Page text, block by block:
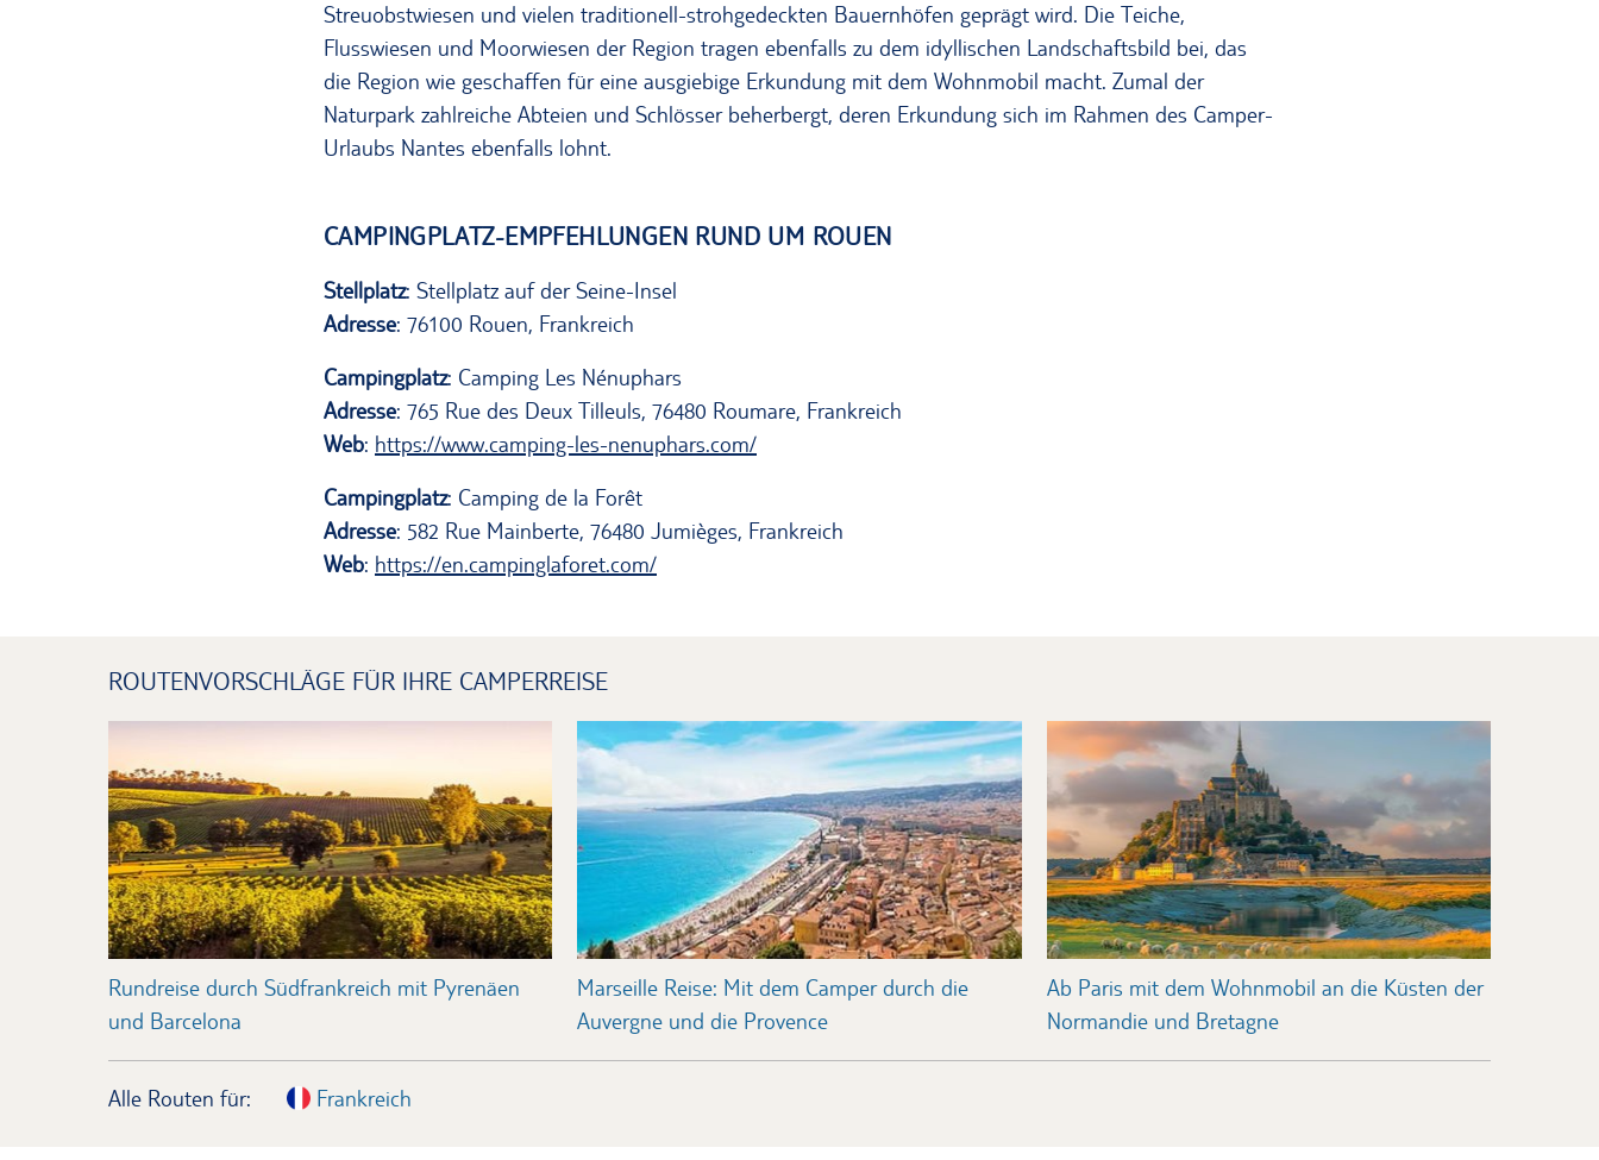
Streuobstwiesen und vielen traditionell-strohgedeckten Bauernhöfen geprägt wird. Die Teiche,
Flusswiesen und Moorwiesen der Region tragen ebenfalls zu dem idyllischen Landschaftsbild bei, das
die Region wie geschaffen für eine ausgiebige Erkundung mit dem Wohnmobil macht. Zumal der
Naturpark zahlreiche Abteien und Schlösser beherbergt, deren Erkundung sich im Rahmen des Camper-
Urlaubs Nantes ebenfalls lohnt.
CAMPINGPLATZ-EMPFEHLUNGEN RUND UM ROUEN
Stellplatz: Stellplatz auf der Seine-Insel
Adresse: 76100 Rouen, Frankreich
Campingplatz: Camping Les Nénuphars
Adresse: 765 Rue des Deux Tilleuls, 76480 Roumare, Frankreich
Web: https://www.camping-les-nenuphars.com/
Campingplatz: Camping de la Forêt
Adresse: 582 Rue Mainberte, 76480 Jumièges, Frankreich
Web: https://en.campinglaforet.com/
ROUTENVORSCHLÄGE FÜR IHRE CAMPERREISE
Rundreise durch Südfrankreich mit Pyrenäen
und Barcelona
Marseille Reise: Mit dem Camper durch die
Auvergne und die Provence
Ab Paris mit dem Wohnmobil an die Küsten der
Normandie und Bretagne
Alle Routen für: Frankreich